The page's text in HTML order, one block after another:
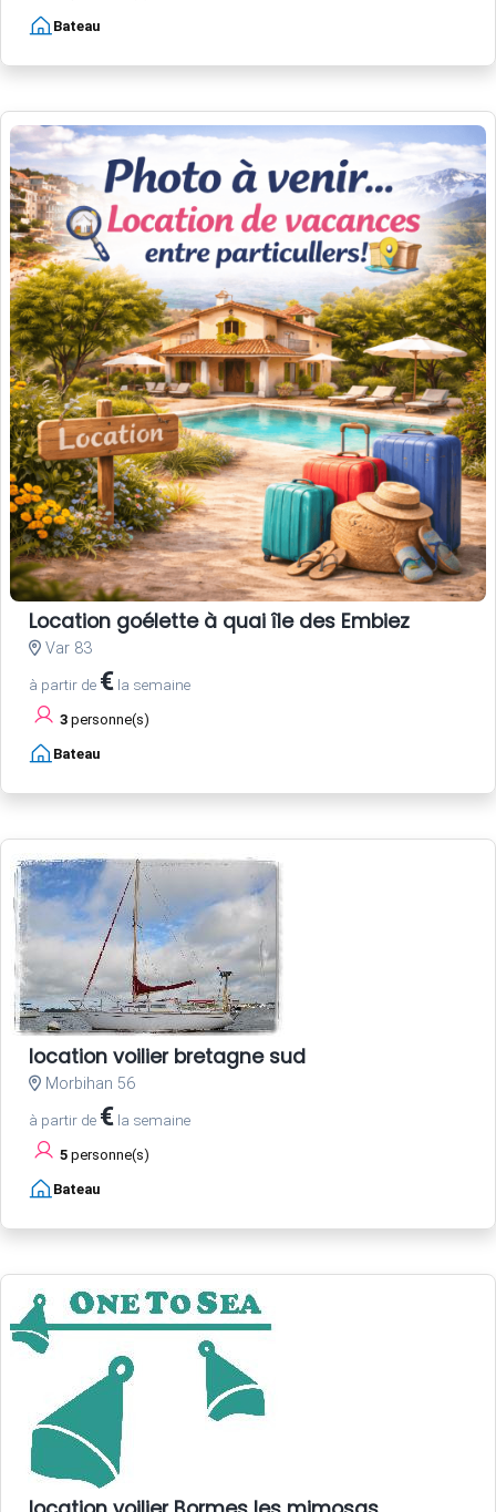
Bateau
Location goélette à quai île des Embiez
Var 83
à partir de € la semaine
3 personne(s)
Bateau
location voilier bretagne sud
Morbihan 56
à partir de € la semaine
5 personne(s)
Bateau